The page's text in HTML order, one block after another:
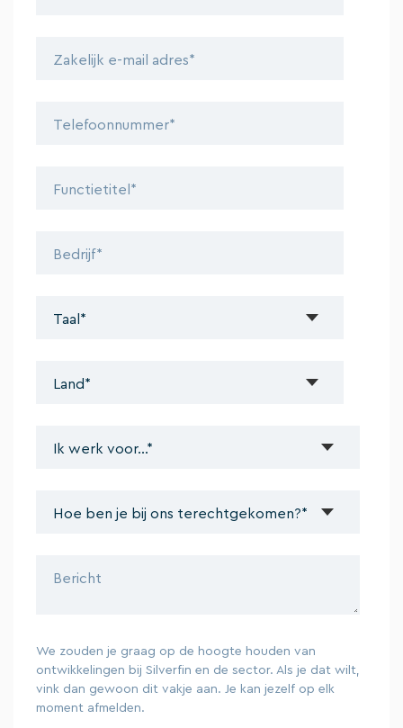
We zouden je graag op de hoogte houden van
ontwikkelingen bij Silverfin en de sector. Als je dat wilt,
vink dan gewoon dit vakje aan. Je kan jezelf op elk
moment afmelden.